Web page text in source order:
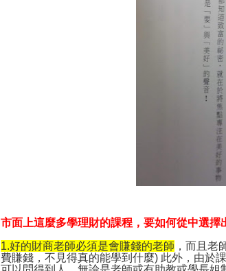
市面上這麼多學理財的課程，要如何從中選擇
1.好的財商老師必須是會賺錢的老師 ，而且老
費賺錢，不見得真的能學到什麼) 此外，由於